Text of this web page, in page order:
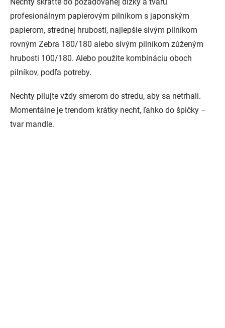
profesionálnym papierovým pilníkom s japonským
papierom, strednej hrubosti, najlepšie sivým pilníkom
rovným Zebra 180/180 alebo sivým pilníkom zúženým
hrubosti 100/180. Alebo použite kombináciu oboch
pilníkov, podľa potreby.
Nechty pilujte vždy smerom do stredu, aby sa netrhali.
Momentálne je trendom krátky necht, ľahko do špičky –
tvar mandle.